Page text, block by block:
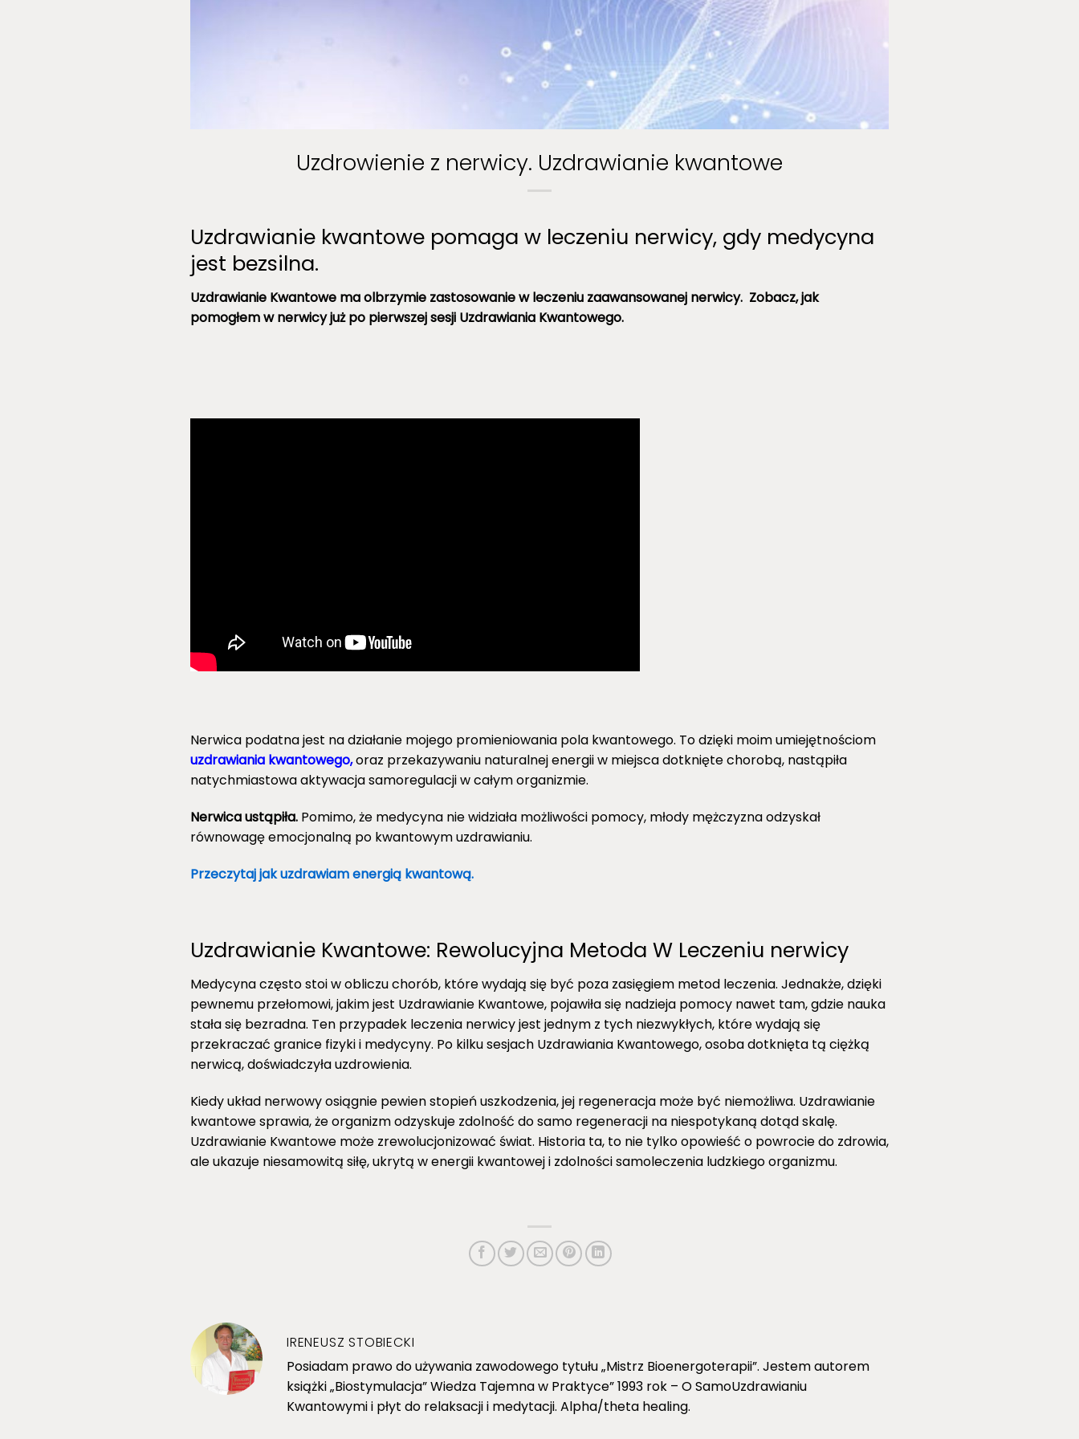
Uzdrowienie z nerwicy. Uzdrawianie kwantowe
Uzdrawianie kwantowe pomaga w leczeniu nerwicy, gdy medycyna
jest bezsilna.
Uzdrawianie Kwantowe ma olbrzymie zastosowanie w leczeniu zaawansowanej nerwicy. Zobacz, jak
pomogłem w nerwicy już po pierwszej sesji Uzdrawiania Kwantowego.
Nerwica podatna jest na działanie mojego promieniowania pola kwantowego. To dzięki moim umiejętnościom
uzdrawiania kwantowego,oraz przekazywaniu naturalnej energii w miejsca dotknięte chorobą, nastąpiła
natychmiastowa aktywacja samoregulacji w całym organizmie.
Nerwica ustąpiła. Pomimo, że medycyna nie widziała możliwości pomocy, młody mężczyzna odzyskał
równowagę emocjonalną po kwantowym uzdrawianiu.
Przeczytaj jak uzdrawiam energią kwantową.
Uzdrawianie Kwantowe: Rewolucyjna Metoda W Leczeniu nerwicy
Medycyna często stoi w obliczu chorób, które wydają się być poza zasięgiem metod leczenia. Jednakże, dzięki
pewnemu przełomowi, jakim jest Uzdrawianie Kwantowe, pojawiła się nadzieja pomocy nawet tam, gdzie nauka
stała się bezradna. Ten przypadek leczenia nerwicy jest jednym z tych niezwykłych, które wydają się
przekraczać granice fizyki i medycyny. Po kilku sesjach Uzdrawiania Kwantowego, osoba dotknięta tą ciężką
nerwicą, doświadczyła uzdrowienia.
Kiedy układ nerwowy osiągnie pewien stopień uszkodzenia, jej regeneracja może być niemożliwa. Uzdrawianie
kwantowe sprawia, że organizm odzyskuje zdolność do samo regeneracji na niespotykaną dotąd skalę.
Uzdrawianie Kwantowe może zrewolucjonizować świat. Historia ta, to nie tylko opowieść o powrocie do zdrowia,
ale ukazuje niesamowitą siłę, ukrytą w energii kwantowej i zdolności samoleczenia ludzkiego organizmu.
IRENEUSZ STOBIECKI
Posiadam prawo do używania zawodowego tytułu „Mistrz Bioenergoterapii”. Jestem autorem
książki „Biostymulacja” Wiedza Tajemna w Praktyce” 1993 rok – O SamoUzdrawianiu
Kwantowymi i płyt do relaksacji i medytacji. Alpha/theta healing.